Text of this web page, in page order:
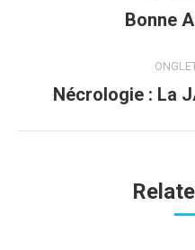
Bonne
Nécrologie : La